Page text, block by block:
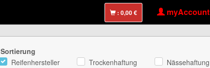
: myAccount
Sortierung
Reifenhersteller
Trockenhaftung Nässehaftung